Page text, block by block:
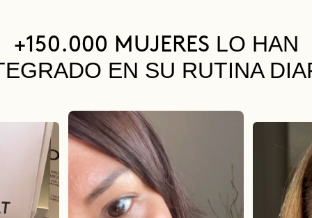
+150.000 MUJERES LO HAN
EN SU RUTINA